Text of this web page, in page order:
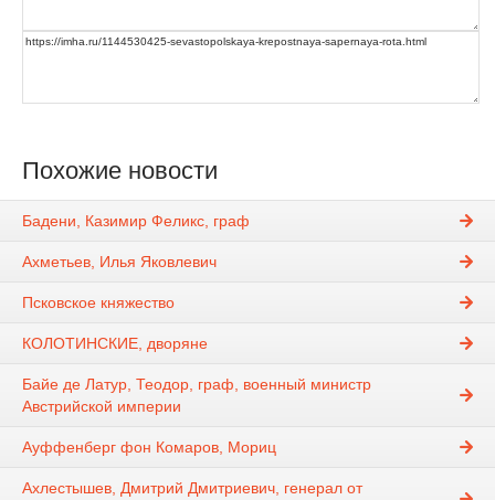
Похожие новости
Бадени, Казимир Феликс, граф
Ахметьев, Илья Яковлевич
Псковское княжество
КОЛОТИНСКИЕ, дворяне
Байе де Латур, Теодор, граф, военный министр
Австрийской империи
Ауффенберг фон Комаров, Мориц
Ахлестышев, Дмитрий Дмитриевич, генерал от